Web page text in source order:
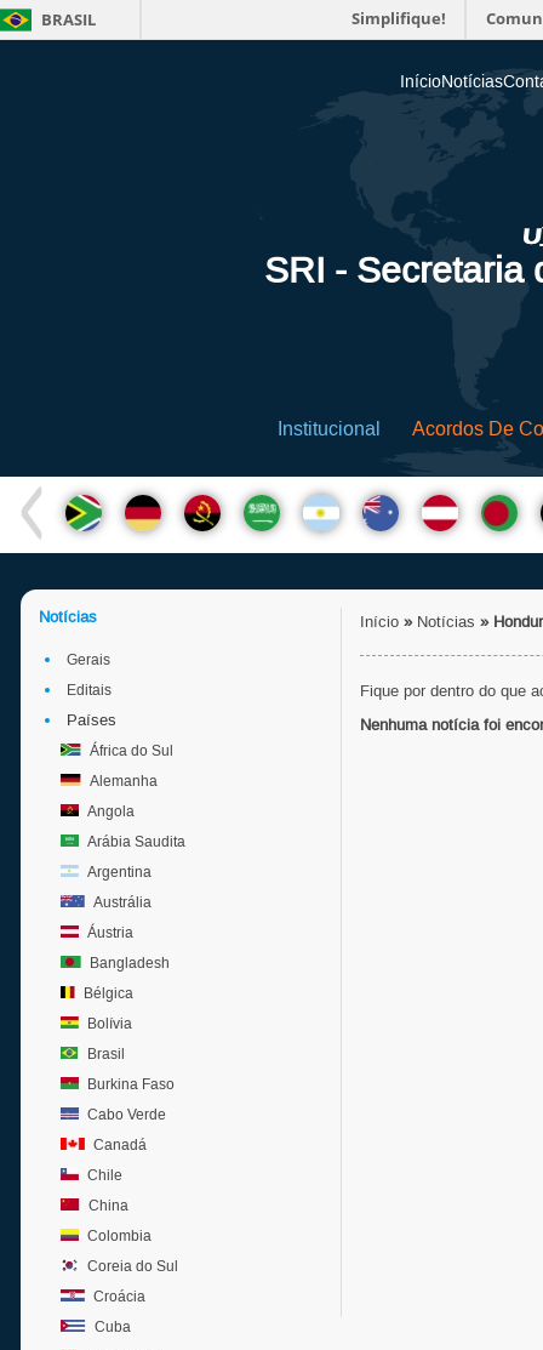
BRASIL Simplifique!
InícioNotícias
SRI - Secretaria
Institucional Acordos De
Notícias
Gerais
Editais
Países
África do Sul
Alemanha
Angola
Arábia Saudita
Argentina
Austrália
Áustria
Bangladesh
Bélgica
Bolívia
Brasil
Burkina Faso
Cabo Verde
Canadá
Chile
China
Colombia
Coreia do Sul
Croácia
Cuba
Início »Notícias »
Fique por dentro do que
Nenhuma notícia foi